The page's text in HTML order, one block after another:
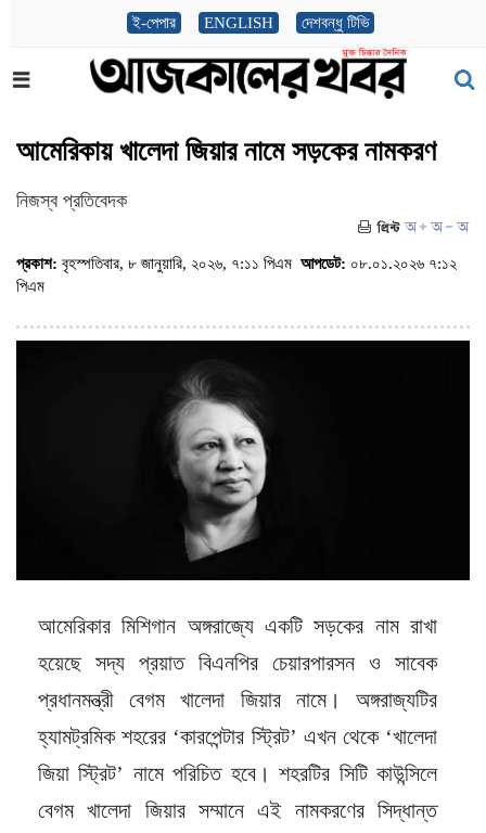
ই-পেপার ENGLISH দেশবন্ধু টিভি
আমেরিকায় খালেদা জিয়ার নামে সড়কের নামকরণ
নিজস্ব প্রতিবেদক
প্রকাশ: বৃহস্পতিবার, ৮ জানুয়ারি, ২০২৬, ৭:১১ পিএম আপডেট: ০৮.০১.২০২৬ ৭:১২
পিএম
আমেরিকার মিশিগান অঙ্গরাজ্যে একটি সড়কের নাম রাখা
হয়েছে সদ্য প্রয়াত বিএনপির চেয়ারপারসন ও সাবেক
প্রধানমন্ত্রী বেগম খালেদা জিয়ার নামে। অঙ্গরাজ্যটির
হ্যামট্রমিক শহরের ‘কারপেন্টার স্ট্রিট’ এখন থেকে ‘খালেদা
জিয়া স্ট্রিট’ নামে পরিচিত হবে। শহরটির সিটি কাউন্সিলে
বেগম খালেদা জিয়ার সম্মানে এই নামকরণের সিদ্ধান্ত